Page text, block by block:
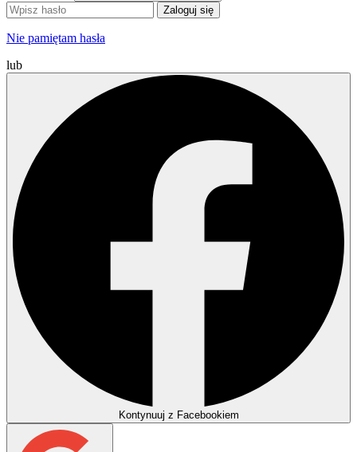
Zaloguj się
Nie pamiętam hasła
lub
Kontynuuj z Facebookiem